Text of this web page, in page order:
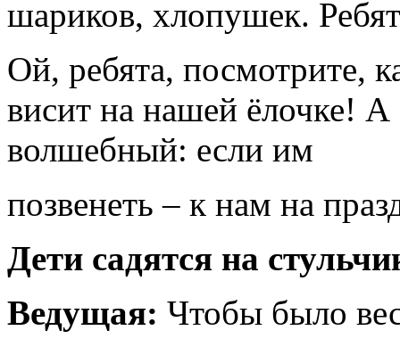
шариков, хлопушек.
Ой, ребята, посмотрите,
висит на нашей ёлочке! А
волшебный: если им
позвенеть – к нам на
Дети садятся на
Ведущая: Чтобы было